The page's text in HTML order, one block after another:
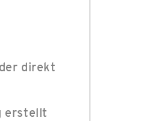
direkt
erstellt